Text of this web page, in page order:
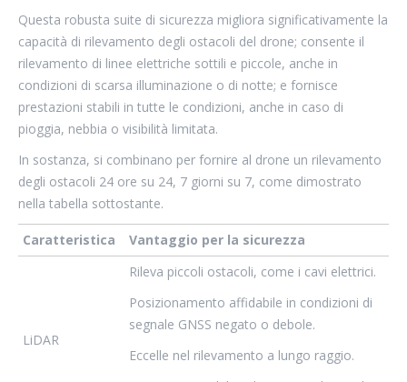
Questa robusta suite di sicurezza migliora significativamente la
capacità di rilevamento degli ostacoli del drone; consente il
rilevamento di linee elettriche sottili e piccole, anche in
condizioni di scarsa illuminazione o di notte; e fornisce
prestazioni stabili in tutte le condizioni, anche in caso di
pioggia, nebbia o visibilità limitata.
In sostanza, si combinano per fornire al drone un rilevamento
degli ostacoli 24 ore su 24, 7 giorni su 7, come dimostrato
nella tabella sottostante.
Caratteristica Vantaggio per la sicurezza
LiDAR
Rileva piccoli ostacoli, come i cavi elettrici.
Posizionamento affidabile in condizioni di
segnale GNSS negato o debole.
Eccelle nel rilevamento a lungo raggio.